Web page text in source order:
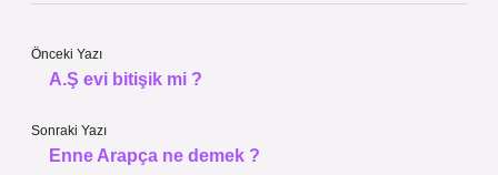
Önceki Yazı
A.Ş evi bitişik mi ?
Sonraki Yazı
Enne Arapça ne demek ?